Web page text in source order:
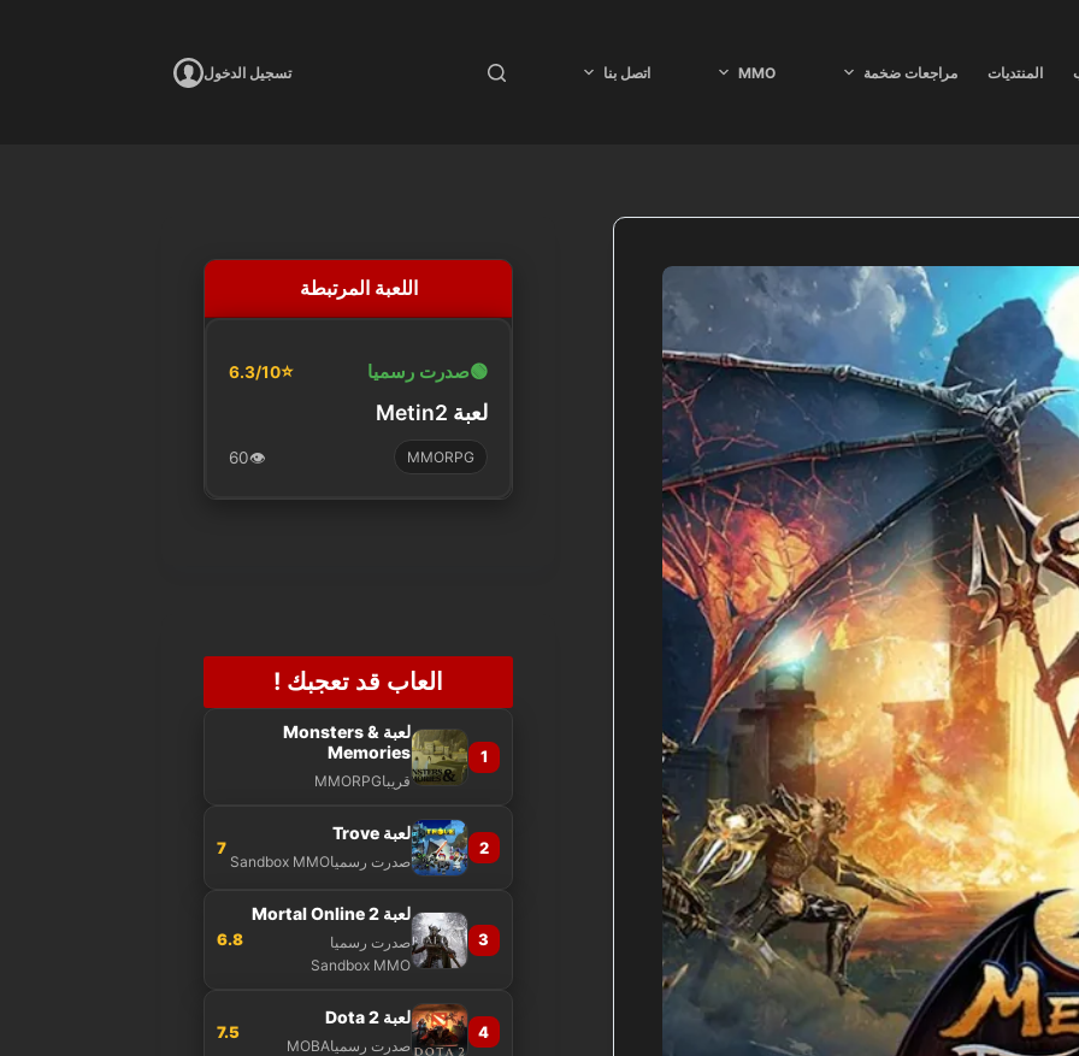
المنتديات مراجعات ضخمة MMO اتصل بنا تسجيل الدخول
اللعبة المرتبطة
🟢صدرت رسميا ⭐
6.3/10
لعبة Metin2
MMORPG
👁️
60
العاب قد تعجبك !
1
لعبة Monsters &
Memories
قريباMMORPG
2
لعبة Trove
صدرت رسمياSandbox MMO
7
3
لعبة Mortal Online 2
صدرت رسميا
Sandbox MMO
6.8
4
لعبة Dota 2
صدرت رسمياMOBA
7.5